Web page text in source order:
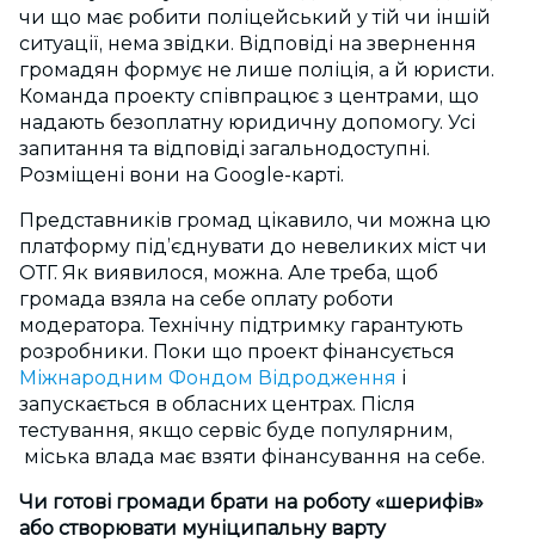
чи що має робити поліцейський у тій чи іншій
ситуації, нема звідки. Відповіді на звернення
громадян формує не лише поліція, а й юристи.
Команда проекту співпрацює з центрами, що
надають безоплатну юридичну допомогу. Усі
запитання та відповіді загальнодоступні.
Розміщені вони на Google-карті.
Представників громад цікавило, чи можна цю
платформу під’єднувати до невеликих міст чи
ОТГ. Як виявилося, можна. Але треба, щоб
громада взяла на себе оплату роботи
модератора. Технічну підтримку гарантують
розробники. Поки що проект фінансується
Міжнародним Фондом Відродження і
запускається в обласних центрах. Після
тестування, якщо сервіс буде популярним,
міська влада має взяти фінансування на себе.
Чи готові громади брати на роботу «шерифів»
або створювати муніципальну варту